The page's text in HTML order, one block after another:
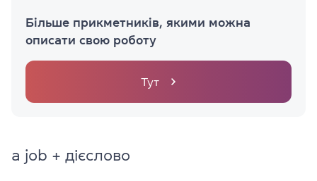
Більше прикметників, якими можна
описати свою роботу
Тут
a job + дієслово